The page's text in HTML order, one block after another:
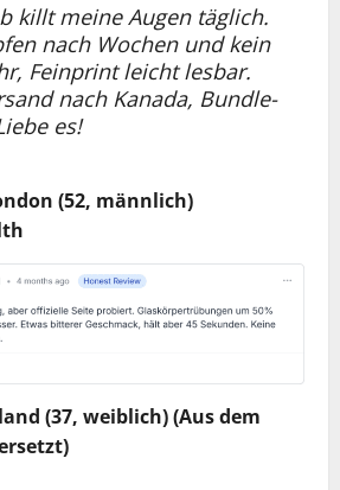
killt meine Augen täglich.
nach Wochen und kein
Feinprint leicht lesbar.
nach Kanada, Bundle-
es!
(52, männlich)
(37, weiblich) (Aus dem